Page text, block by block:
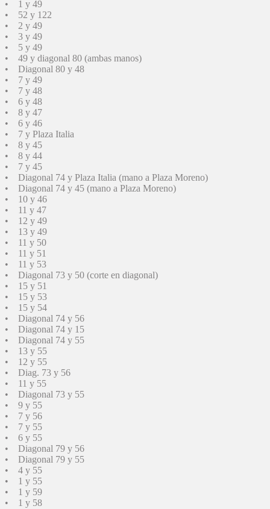
• 1 y 49
• 52 y 122
• 2 y 49
• 3 y 49
• 5 y 49
• 49 y diagonal 80 (ambas manos)
• Diagonal 80 y 48
• 7 y 49
• 7 y 48
• 6 y 48
• 8 y 47
• 6 y 46
• 7 y Plaza Italia
• 8 y 45
• 8 y 44
• 7 y 45
• Diagonal 74 y Plaza Italia (mano a Plaza Moreno)
• Diagonal 74 y 45 (mano a Plaza Moreno)
• 10 y 46
• 11 y 47
• 12 y 49
• 13 y 49
• 11 y 50
• 11 y 51
• 11 y 53
• Diagonal 73 y 50 (corte en diagonal)
• 15 y 51
• 15 y 53
• 15 y 54
• Diagonal 74 y 56
• Diagonal 74 y 15
• Diagonal 74 y 55
• 13 y 55
• 12 y 55
• Diag. 73 y 56
• 11 y 55
• Diagonal 73 y 55
• 9 y 55
• 7 y 56
• 7 y 55
• 6 y 55
• Diagonal 79 y 56
• Diagonal 79 y 55
• 4 y 55
• 1 y 55
• 1 y 59
• 1 y 58